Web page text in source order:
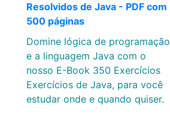
Resolvidos de Java - PDF com
500 páginas
Domine lógica de programação
e a linguagem Java com o
nosso E-Book 350 Exercícios
Exercícios de Java, para você
estudar onde e quando quiser.